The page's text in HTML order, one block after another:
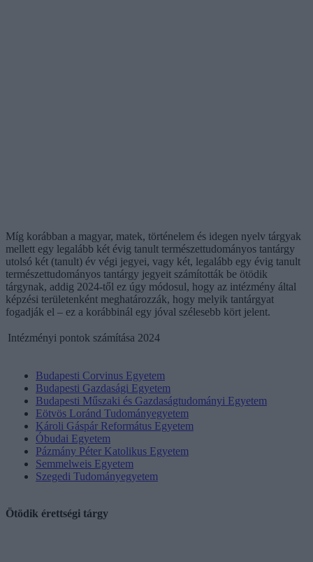
Míg korábban a magyar, matek, történelem és idegen nyelv tárgyak
mellett egy legalább két évig tanult természettudományos tantárgy
utolsó két (tanult) év végi jegyei, vagy két, legalább egy évig tanult
természettudományos tantárgy jegyeit számították be ötödik
tárgynak, addig 2024-től ez úgy módosul, hogy az intézmény által
képzési területenként meghatározzák, hogy melyik tantárgyat
fogadják el – ez a korábbinál egy jóval szélesebb kört jelent.
Intézményi pontok számítása 2024
Budapesti Corvinus Egyetem
Budapesti Gazdasági Egyetem
Budapesti Műszaki és Gazdaságtudományi Egyetem
Eötvös Loránd Tudományegyetem
Károli Gáspár Református Egyetem
Óbudai Egyetem
Pázmány Péter Katolikus Egyetem
Semmelweis Egyetem
Szegedi Tudományegyetem
Ötödik érettségi tárgy